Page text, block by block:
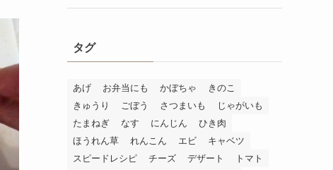
タグ
あげ お弁当にも かぼちゃ
きのこ
きゅうり
ごぼう さつまいも
じゃがいも
たまねぎ
なす にんじん
ひき肉
ほうれん草
れんこん エビ
キャベツ
スピードレシピ
チーズ デザート
トマト